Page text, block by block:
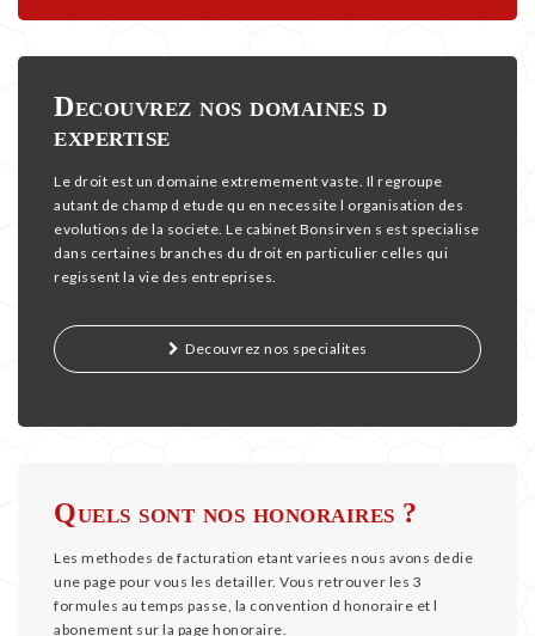
Decouvrez nos domaines d
expertise
Le droit est un domaine extremement vaste. Il regroupe
autant de champ d etude qu en necessite l organisation des
evolutions de la societe. Le cabinet Bonsirven s est specialise
dans certaines branches du droit en particulier celles qui
regissent la vie des entreprises.
Decouvrez nos specialites
Quels sont nos honoraires ?
Les methodes de facturation etant variees nous avons dedie
une page pour vous les detailler. Vous retrouver les 3
formules au temps passe, la convention d honoraire et l
abonement sur la page honoraire.